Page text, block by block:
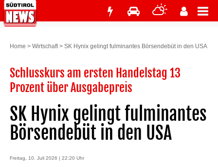
Home > Wirtschaft> SK Hynix gelingt fulminantes Börsendebüt in den USA
Schlusskurs am ersten Handelstag 13
Prozent über Ausgabepreis
SK Hynix gelingt fulminantes
Börsendebüt in den USA
Freitag, 10. Juli 2026 | 22:20 Uhr